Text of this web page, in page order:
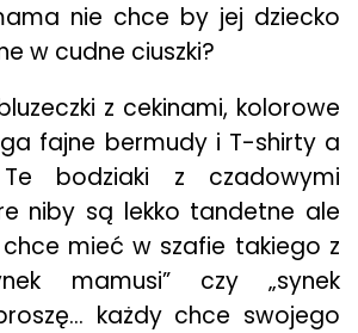
nie chce by jej dziecko
w cudne ciuszki?
z cekinami, kolorowe
fajne bermudy i T-shirty a
Te bodziaki z czadowymi
niby są lekko tandetne ale
mieć w szafie takiego z
mamusi” czy „synek
każdy chce swojego